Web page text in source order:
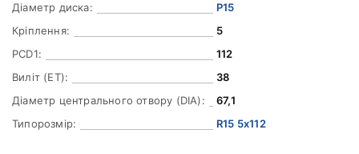
Діаметр диска:
Р15
Кріплення:
5
PCD1:
112
Виліт (ET):
38
Діаметр центрального отвору (DIA):
67,1
Типорозмір:
R15 5x112